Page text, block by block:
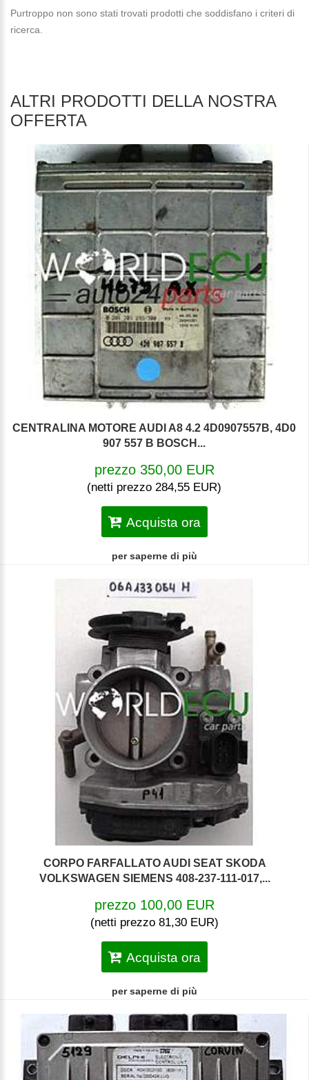
Purtroppo non sono stati trovati prodotti che soddisfano i criteri di
ricerca.
ALTRI PRODOTTI DELLA NOSTRA
OFFERTA
CENTRALINA MOTORE AUDI A8 4.2 4D0907557B, 4D0
907 557 B BOSCH...
prezzo 350,00 EUR
(netti prezzo 284,55 EUR)
Acquista ora
per saperne di più
CORPO FARFALLATO AUDI SEAT SKODA
VOLKSWAGEN SIEMENS 408-237-111-017,...
prezzo 100,00 EUR
(netti prezzo 81,30 EUR)
Acquista ora
per saperne di più